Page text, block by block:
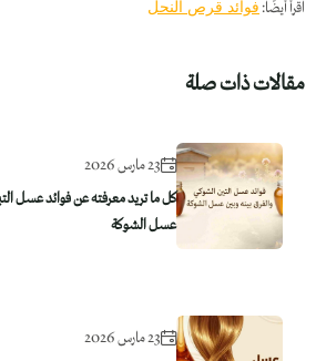
اقرأ أيضًا: فوائد قرص النحل
مقالات ذات صلة
23 مارس 2026
كل ما تريد معرفته عن فوائد عسل
عسل الشوكة
23 مارس 2026